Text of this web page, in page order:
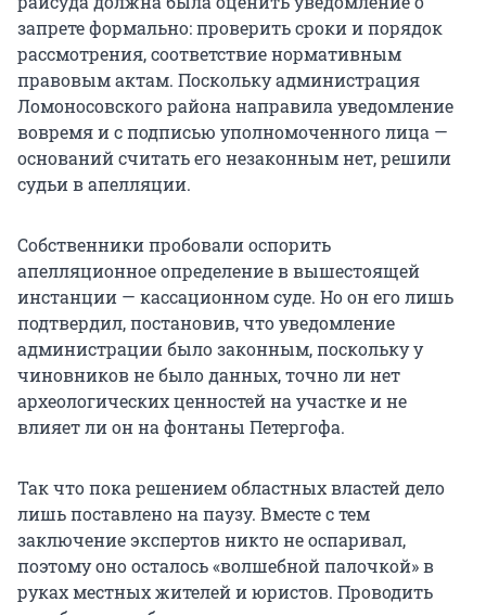
запрете формально: проверить сроки и порядок
рассмотрения, соответствие нормативным
правовым актам. Поскольку администрация
Ломоносовского района направила уведомление
вовремя и с подписью уполномоченного лица —
оснований считать его незаконным нет, решили
судьи в апелляции.
Собственники пробовали оспорить
апелляционное определение в вышестоящей
инстанции — кассационном суде. Но он его лишь
подтвердил, постановив, что уведомление
администрации было законным, поскольку у
чиновников не было данных, точно ли нет
археологических ценностей на участке и не
влияет ли он на фонтаны Петергофа.
Так что пока решением областных властей дело
лишь поставлено на паузу. Вместе с тем
заключение экспертов никто не оспаривал,
поэтому оно осталось «волшебной палочкой» в
руках местных жителей и юристов. Проводить